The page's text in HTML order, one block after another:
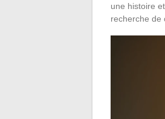
une histoire
recherche de